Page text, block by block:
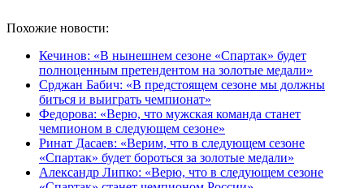
Похожие новости:
Кечинов: «В нынешнем сезоне «Спартак» будет
полноценным претендентом на золотые медали»
Срджан Бабич: «В предстоящем сезоне мы должны
биться и выиграть чемпионат»
Федорова: «Верю, что мужская команда станет
чемпионом в следующем сезоне»
Ринат Дасаев: «Верим, что в следующем сезоне
«Спартак» будет бороться за золотые медали»
Александр Липко: «Верю, что в следующем сезоне